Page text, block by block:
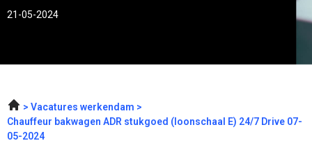
21-05-2024
Vacatures werkendam
Chauffeur bakwagen ADR stukgoed (loonschaal E) 24/7 Drive 07-
05-2024